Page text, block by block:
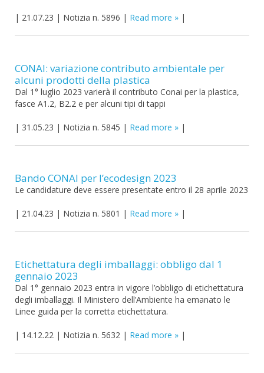
| 21.07.23 | Notizia n. 5896 | Read more |
CONAI: variazione contributo ambientale per
alcuni prodotti della plastica
Dal 1° luglio 2023 varierà il contributo Conai per la plastica,
fasce A1.2, B2.2 e per alcuni tipi di tappi
| 31.05.23 | Notizia n. 5845 | Read more |
Bando CONAI per l’ecodesign 2023
Le candidature deve essere presentate entro il 28 aprile 2023
| 21.04.23 | Notizia n. 5801 | Read more |
Etichettatura degli imballaggi: obbligo dal 1
gennaio 2023
Dal 1° gennaio 2023 entra in vigore l’obbligo di etichettatura
degli imballaggi. Il Ministero dell’Ambiente ha emanato le
Linee guida per la corretta etichettatura.
| 14.12.22 | Notizia n. 5632 | Read more |